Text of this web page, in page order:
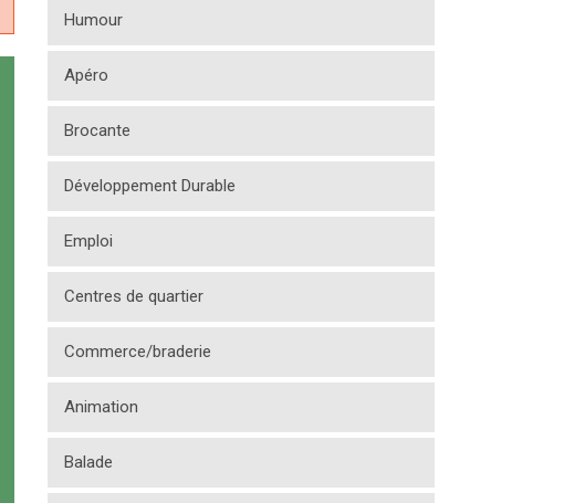
Humour
Apéro
Brocante
Développement Durable
Emploi
Centres de quartier
Commerce/braderie
Animation
Balade